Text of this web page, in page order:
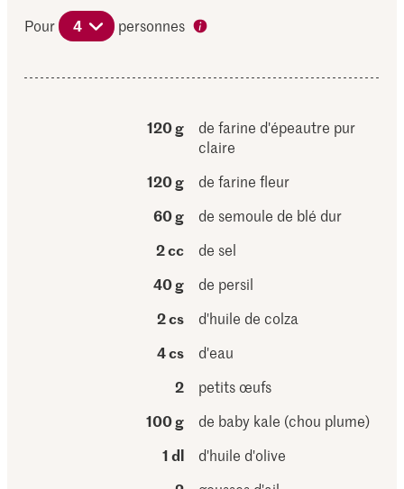
Pour 4 personnes
120 g
de farine d'épeautre pur
claire
120 g
de farine fleur
60 g
de semoule de blé dur
2 cc
de sel
40 g
de persil
2 cs
d'huile de colza
4 cs
d'eau
2
petits œufs
100 g
de baby kale (chou plume)
1 dl
d'huile d'olive